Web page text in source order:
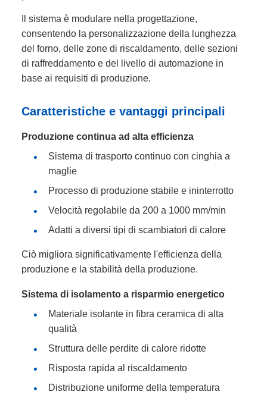
Il sistema è modulare nella progettazione,
consentendo la personalizzazione della lunghezza
del forno, delle zone di riscaldamento, delle sezioni
di raffreddamento e del livello di automazione in
base ai requisiti di produzione.
Caratteristiche e vantaggi principali
Produzione continua ad alta efficienza
Sistema di trasporto continuo con cinghia a
maglie
Processo di produzione stabile e ininterrotto
Velocità regolabile da 200 a 1000 mm/min
Adatti a diversi tipi di scambiatori di calore
Ciò migliora significativamente l'efficienza della
produzione e la stabilità della produzione.
Sistema di isolamento a risparmio energetico
Materiale isolante in fibra ceramica di alta
qualità
Struttura delle perdite di calore ridotte
Risposta rapida al riscaldamento
Distribuzione uniforme della temperatura